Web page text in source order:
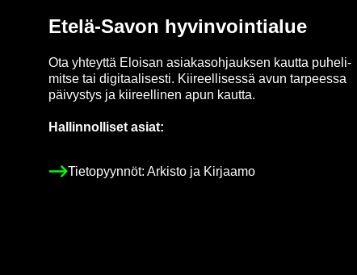
Etelä-​Savon hy­vin­voin­tia­lue
Ota yh­teyt­tä Eloi­san asia­kas­oh­jauk­sen kaut­ta pu­he­li­
mit­se tai di­gi­taa­li­ses­ti. Kii­reel­li­ses­sä avun tar­pees­sa
päi­vys­tys ja kii­reel­li­nen apun kaut­ta.
Hal­lin­nol­li­set asiat:
Tie­to­pyyn­nöt: Ar­kis­to ja Kir­jaa­mo